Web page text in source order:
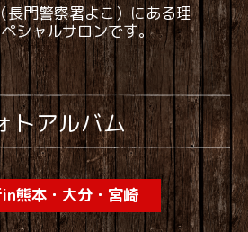
長門警察署よこ）にある理
シャルサロンです。
トアルバム
熊本・大分・宮崎